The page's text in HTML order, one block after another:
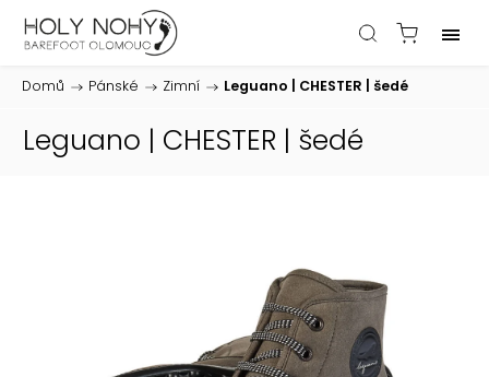
Domů / Pánské / Zimní / Leguano | CHESTER | šedé
Leguano | CHESTER | šedé